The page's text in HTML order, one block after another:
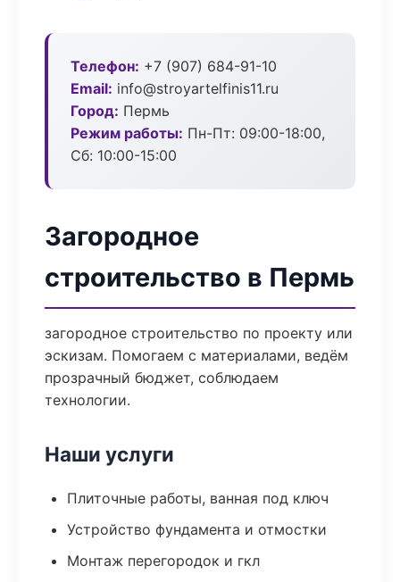
Телефон: +7 (907) 684-91-10
Email: info@stroyartelfinis11.ru
Город: Пермь
Режим работы: Пн-Пт: 09:00-18:00,
Сб: 10:00-15:00
Загородное
строительство в Пермь
загородное строительство по проекту или
эскизам. Помогаем с материалами, ведём
прозрачный бюджет, соблюдаем
технологии.
Наши услуги
Плиточные работы, ванная под ключ
Устройство фундамента и отмостки
Монтаж перегородок и гкл